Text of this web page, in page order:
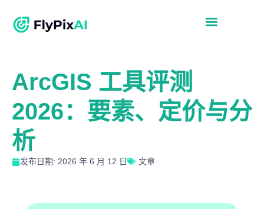
ArcGIS 工具评测
2026：要素、定价与分
析
发布日期: 2026 年 6 月 12 日 文章